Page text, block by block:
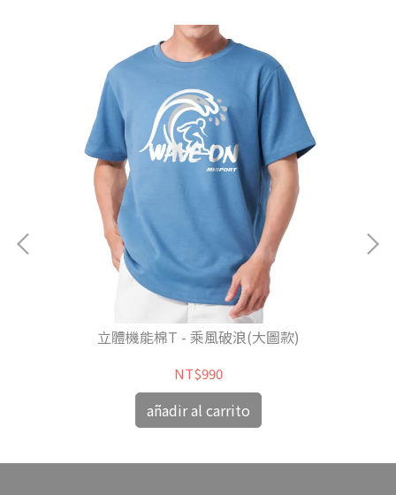
立體機能棉T - 乘風破浪(大圖款)
NT$990
añadir al carrito